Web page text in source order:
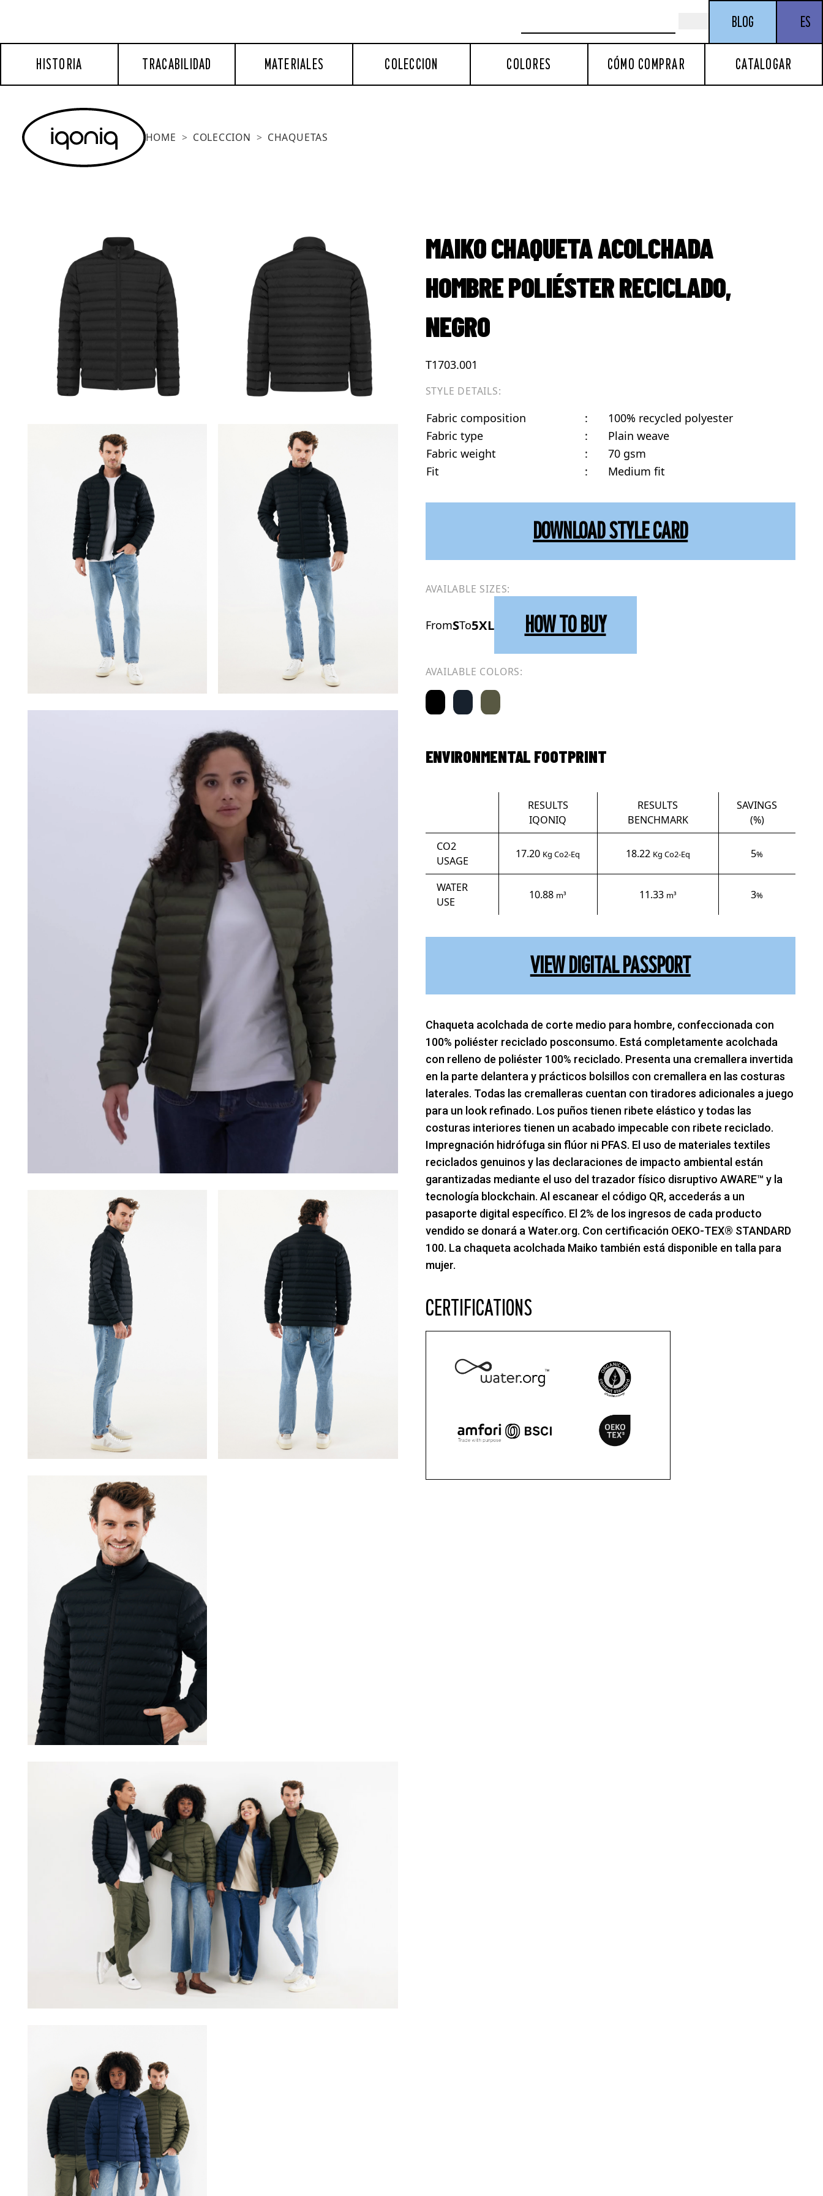
BLOG ES
HISTORIA TRACABILIDAD MATERIALES COLECCION COLORES CÓMO COMPRAR CATALOGAR
HOME COLECCION CHAQUETAS
MAIKO CHAQUETA ACOLCHADA
HOMBRE POLIÉSTER RECICLADO,
NEGRO
T1703.001
STYLE DETAILS:
Fabric composition :
100% recycled polyester
Fabric type
:
Plain weave
Fabric weight
:
70 gsm
Fit
: Medium fit
DOWNLOAD STYLE CARD
AVAILABLE SIZES:
FromSTo5XL HOW TO BUY
AVAILABLE COLORS:
ENVIRONMENTAL FOOTPRINT
RESULTS
IQONIQ
RESULTS
BENCHMARK
SAVINGS
(%)
CO2
USAGE
17.20 Kg Co2-Eq 18.22 Kg Co2-Eq 5%
WATER
USE
10.88 m³ 11.33 m³ 3%
VIEW DIGITAL PASSPORT
Chaqueta acolchada de corte medio para hombre, confeccionada con
100% poliéster reciclado posconsumo. Está completamente acolchada
con relleno de poliéster 100% reciclado. Presenta una cremallera invertida
en la parte delantera y prácticos bolsillos con cremallera en las costuras
laterales. Todas las cremalleras cuentan con tiradores adicionales a juego
para un look refinado. Los puños tienen ribete elástico y todas las
costuras interiores tienen un acabado impecable con ribete reciclado.
Impregnación hidrófuga sin flúor ni PFAS. El uso de materiales textiles
reciclados genuinos y las declaraciones de impacto ambiental están
garantizadas mediante el uso del trazador físico disruptivo AWARE™ y la
tecnología blockchain. Al escanear el código QR, accederás a un
pasaporte digital específico. El 2% de los ingresos de cada producto
vendido se donará a Water.org. Con certificación OEKO-TEX® STANDARD
100. La chaqueta acolchada Maiko también está disponible en talla para
mujer.
CERTIFICATIONS